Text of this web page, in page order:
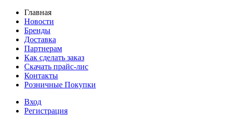
Главная
Новости
Бренды
Доставка
Партнерам
Как сделать заказ
Скачать прайс-лис
Контакты
Розничные Покупки
Вход
Регистрация